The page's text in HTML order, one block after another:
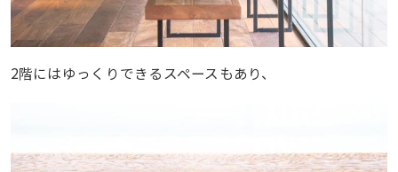
2階にはゆっくりできるスペースもあり、